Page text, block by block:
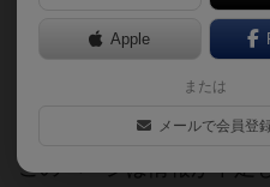
付属のカードですぐ
ンを倒す旅に出よう！
ご協力
このページは情報が不足
Apple
または
メールで会員登